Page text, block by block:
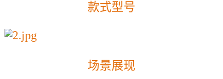
款式型号
场景展现